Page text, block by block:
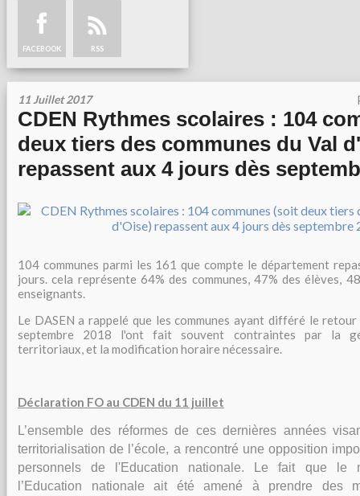
FACEBOOK RSS
11 Juillet 2017
CDEN Rythmes scolaires : 104
deux tiers des communes du Val
repassent aux 4 jours dès
104 communes parmi les 161 que compte le département
jours. cela représente 64% des communes, 47% des élèves,
enseignants.
Le DASEN a rappelé que les communes ayant différé le
septembre 2018 l'ont fait souvent contraintes par la
territoriaux, et la modification horaire nécessaire.
Déclaration FO au CDEN du 11 juillet
L’ensemble des réformes de ces dernières années
territorialisation de l’école, a rencontré une opposition
personnels de l'Education nationale. Le fait que le
l’Education nationale ait été amené à prendre des